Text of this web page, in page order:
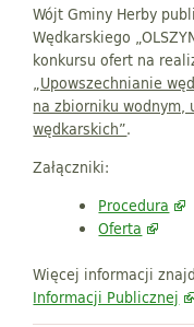
Wójt Gminy Herby
Wędkarskiego
konkursu ofert na
„Upowszechnianie
na zbiorniku wodnym,
wędkarskich”.
Załączniki:
Procedura
Oferta
Więcej informacji
Informacji Publicznej